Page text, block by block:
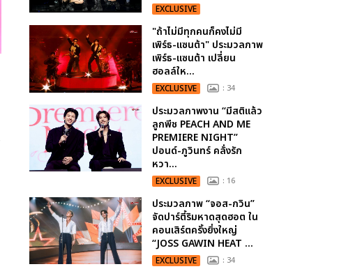
EXCLUSIVE
"ถ้าไม่มีทุกคนก็คงไม่มี
เพิร์ธ-แซนต้า" ประมวลภาพ
เพิร์ธ-แซนต้า เปลี่ยน
ฮอลล์ให...
EXCLUSIVE : 34
ประมวลภาพงาน “มีสติแล้ว
ลูกพีช PEACH AND ME
PREMIERE NIGHT”
ปอนด์-ภูวินทร์ คลั่งรัก
หวา...
EXCLUSIVE : 16
ประมวลภาพ “จอส-กวิน”
จัดปาร์ตี้ริมหาดสุดฮอต ใน
คอนเสิร์ตครั้งยิ่งใหญ่
“JOSS GAWIN HEAT ...
EXCLUSIVE : 34